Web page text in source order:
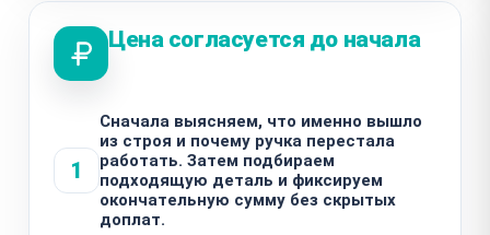
Цена согласуется до начала
1
Сначала выясняем, что именно вышло
из строя и почему ручка перестала
работать. Затем подбираем
подходящую деталь и фиксируем
окончательную сумму без скрытых
доплат.